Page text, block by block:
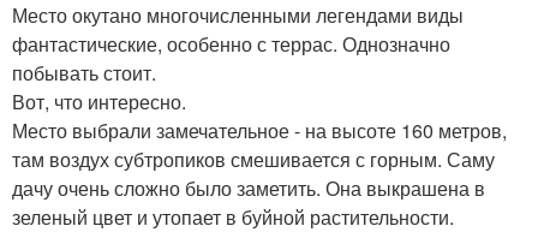
Место окутано многочисленными легендами виды
фантастические, особенно с террас. Однозначно
побывать стоит.
Вот, что интересно.
Место выбрали замечательное - на высоте 160 метров,
там воздух субтропиков смешивается с горным. Саму
дачу очень сложно было заметить. Она выкрашена в
зеленый цвет и утопает в буйной растительности.